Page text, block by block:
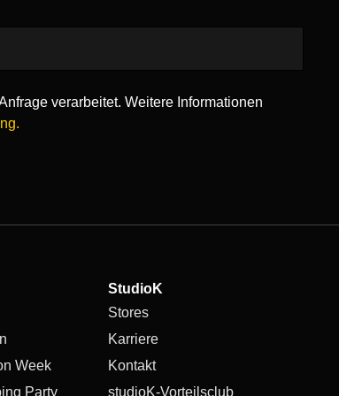
verarbeitet. Weitere Informationen
Week
Party
StudioK
Stores
Karriere
Kontakt
studioK-Vorteilsclub